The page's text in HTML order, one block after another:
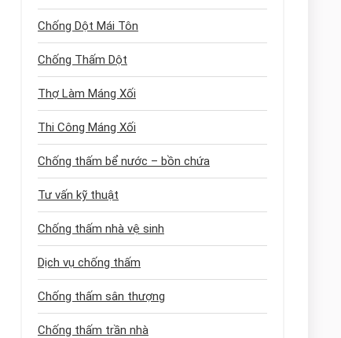
Chống Dột Mái Tôn
Chống Thấm Dột
Thợ Làm Máng Xối
Thi Công Máng Xối
Chống thấm bể nước – bồn chứa
Tư vấn kỹ thuật
Chống thấm nhà vệ sinh
Dịch vụ chống thấm
Chống thấm sân thượng
Chống thấm trần nhà